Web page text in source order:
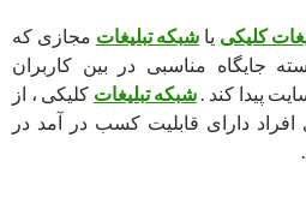
کلیکی یاشبکه تبلیغات مجازی که
جایگاه مناسبی در بین کاربران
پیدا کند .شبکه تبلیغات کلیکی ، از
دارای قابلیت کسب در آمد در